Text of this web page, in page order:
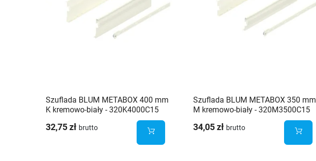
Szuflada BLUM METABOX 400 mm
K kremowo-biały - 320K4000C15
32,75 zł brutto
Szuflada BLUM METABOX 350 mm
M kremowo-biały - 320M3500C15
34,05 zł brutto